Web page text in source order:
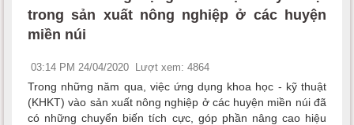
trong sản xuất nông nghiệp ở các huyện
miền núi
03:14 PM 24/04/2020 Lượt xem: 4864
Trong những năm qua, việc ứng dụng khoa học - kỹ thuật
(KHKT) vào sản xuất nông nghiệp ở các huyện miền núi đã
có những chuyển biến tích cực, góp phần nâng cao hiệu